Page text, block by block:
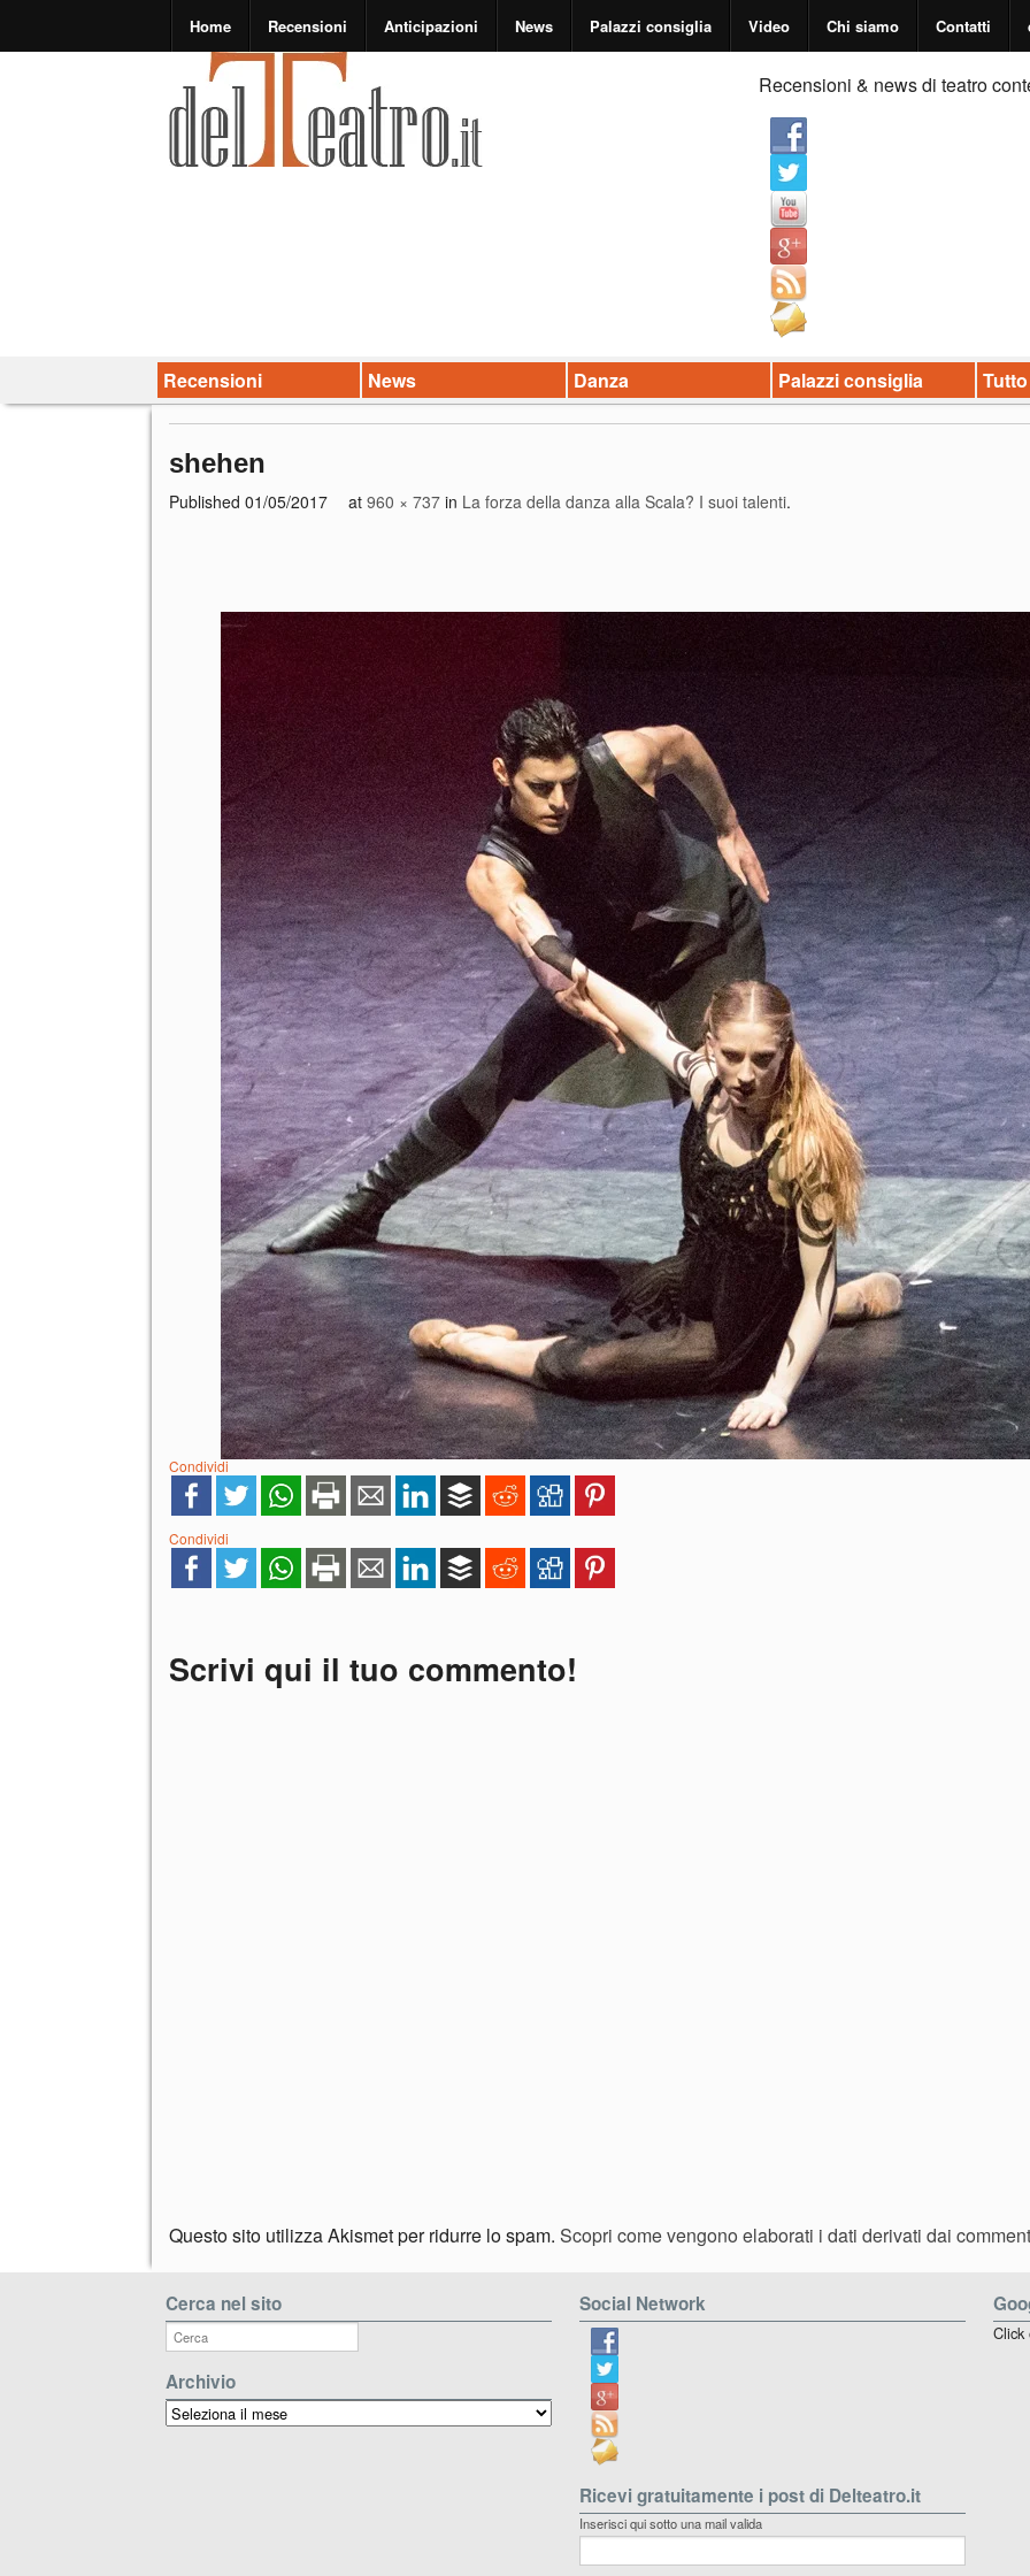
Home Recensioni Anticipazioni News Palazzi consiglia Video Chi siamo Contatti
Recensioni & news di teatro
Recensioni News Danza Palazzi consiglia
shehen
Published 01/05/2017 at 960 × 737 in La forza della danza alla Scala? I suoi talenti.
Condividi
Condividi
Scrivi qui il tuo commento!
Questo sito utilizza Akismet per ridurre lo spam. Scopri come vengono elaborati i dati derivati dai
Cerca nel sito
Archivio
Archivio
Social Network
Ricevi gratuitamente i post di Delteatro.it
Inserisci qui sotto una mail valida
Click